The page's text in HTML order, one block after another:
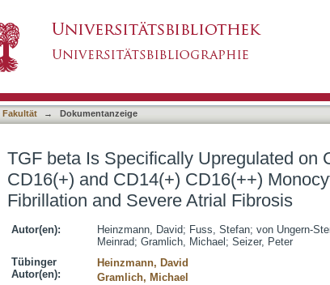
on Circulating CD14(++)
Atrial Fibrillation and Severe Atrial Fibrosis
Fakultät → Dokumentanzeige
TGF beta Is Specifically Upregulated on
CD16(+) and CD14(+) CD16(++)
Fibrillation and Severe Atrial Fibrosis
Autor(en): Heinzmann, David; Fuss, Stefan; von Ungern-
Meinrad; Gramlich, Michael ; Seizer, Peter
Tübinger
Autor(en):
Heinzmann, David
Gramlich, Michael